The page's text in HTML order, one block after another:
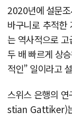
2020년에 설문
바구니로 추적한
는 역사적으로
두 배 빠르게 상
적인” 일이라고
스위스 은행의
stian Gattiker)